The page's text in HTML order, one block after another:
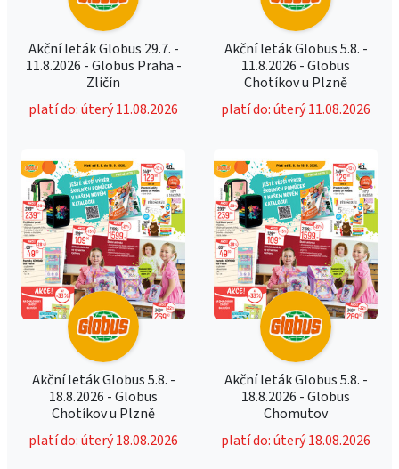
Akční leták Globus 29.7. -
11.8.2026 - Globus Praha -
Zličín
platí do: úterý 11.08.2026
Akční leták Globus 5.8. -
11.8.2026 - Globus
Chotíkov u Plzně
platí do: úterý 11.08.2026
Akční leták Globus 5.8. -
18.8.2026 - Globus
Chotíkov u Plzně
platí do: úterý 18.08.2026
Akční leták Globus 5.8. -
18.8.2026 - Globus
Chomutov
platí do: úterý 18.08.2026